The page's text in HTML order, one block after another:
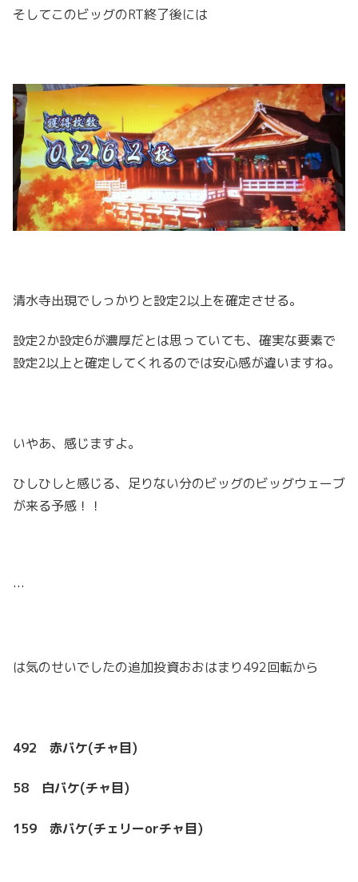
そしてこのビッグのRT終了後には
清水寺出現でしっかりと設定2以上を確定させる。
設定2か設定6が濃厚だとは思っていても、確実な要素で
設定2以上と確定してくれるのでは安心感が違いますね。
いやあ、感じますよ。
ひしひしと感じる、足りない分のビッグのビッグウェーブ
が来る予感！！
…
は気のせいでしたの追加投資おおはまり492回転から
492 赤バケ(チャ目)
58 白バケ(チャ目)
159 赤バケ(チェリーorチャ目)